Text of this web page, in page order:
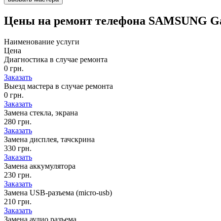
Цены на ремонт телефона SAMSUNG
Наименование услуги
Цена
Диагностика в случае ремонта
0 грн.
Заказать
Выезд мастера в случае ремонта
0 грн.
Заказать
Замена стекла, экрана
280 грн.
Заказать
Замена дисплея, тачскрина
330 грн.
Заказать
Замена аккумулятора
230 грн.
Заказать
Замена USB-разъема (micro-usb)
210 грн.
Заказать
Замена аудио разъема